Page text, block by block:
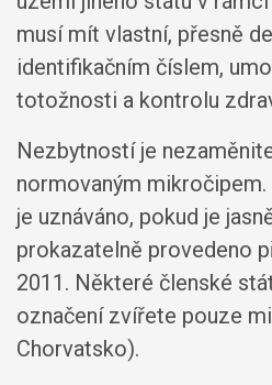
musí mít vlastní, přesně
identifikačním číslem,
totožnosti a kontrolu
Nezbytností je
normovaným
je uznáváno, pokud je
prokazatelně provedeno
2011. Některé členské
označení zvířete pouze
Chorvatsko).